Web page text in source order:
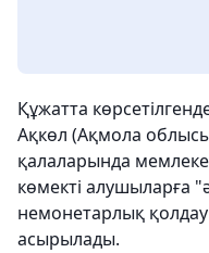
Құжатта
Ақкөл (Ақмола
қалаларында
көмекті алушыларға
немонетарлық
асырылады.